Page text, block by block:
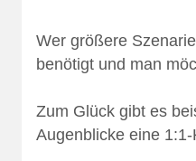
Wer größere
benötigt und man
Zum Glück gibt es
Augenblicke eine